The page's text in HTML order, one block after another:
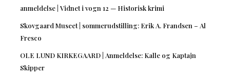
anmeldelse | Vidnet i vogn 12 — Historisk krimi
Skovgaard Museet | sommerudstilling: Erik A. Frandsen – Al
Fresco
OLE LUND KIRKEGAARD | Anmeldelse: Kalle og Kaptajn
Skipper